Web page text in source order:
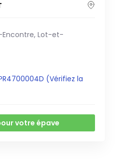
Encontre, Lot-et-
(Vérifiez la
votre épave